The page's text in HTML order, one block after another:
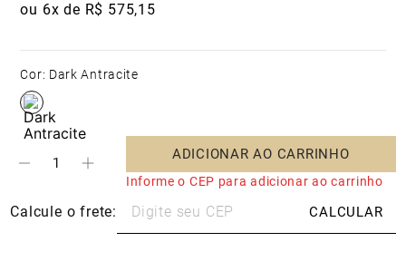
ou 6x de R$ 575,15
Cor: Dark Antracite
ADICIONAR AO CARRINHO
Informe o CEP para adicionar ao carrinho